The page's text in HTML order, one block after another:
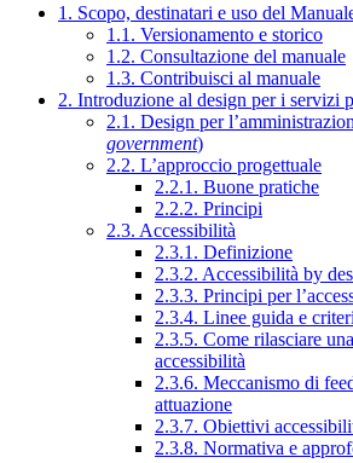
1. Scopo, destinatari e uso del
1.1. Versionamento e storico
1.2. Consultazione del manuale
1.3. Contribuisci al manuale
2. Introduzione al design per i servizi
2.1. Design per
government)
2.2. L’approccio progettuale
2.2.1. Buone pratiche
2.2.2. Principi
2.3. Accessibilità
2.3.1. Definizione
2.3.2. Accessibilità by
2.3.3. Principi per
2.3.4. Linee guida e
2.3.5. Come rilasciare
accessibilità
2.3.6. Meccanismo di
attuazione
2.3.7. Obiettivi
2.3.8. Normativa e